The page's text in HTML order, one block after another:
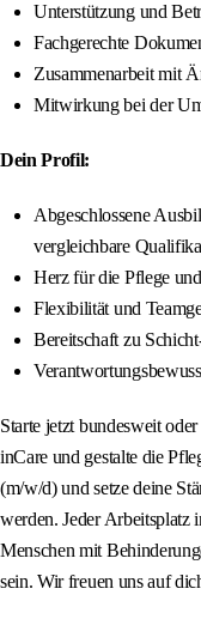
Unterstützung und
Fachgerechte
Zusammenarbeit mit
Mitwirkung bei der
Dein Profil:
Abgeschlossene
vergleichbare
Herz für die Pflege
Flexibilität und
Bereitschaft zu
Starte jetzt bundesweit
inCare und gestalte die
(m/w/d) und setze deine
werden. Jeder Arbeitsplatz
Menschen mit
sein. Wir freuen uns auf